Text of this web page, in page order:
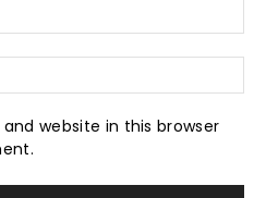
website in this browser